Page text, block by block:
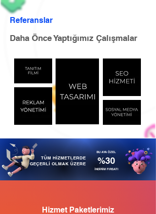
Referanslar
Daha Önce Yaptığımız Çalışmalar
TÜM HİZMETLERDE
GEÇERLİ OLMAK ÜZERE
BU AYA ÖZEL
%30
İNDİRİM FIRSATI
Hizmet Paketlerimiz